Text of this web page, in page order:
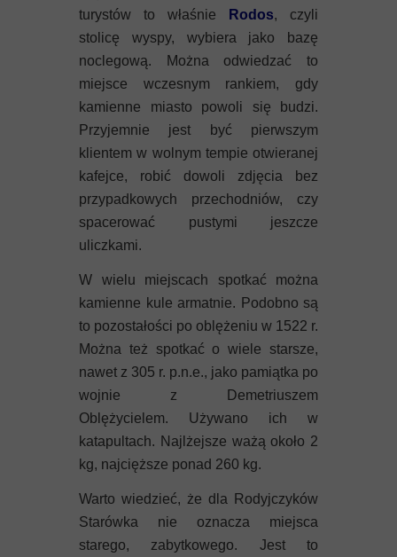
Thasos
Lanzarote
turystów to właśnie
Rodos, czyli
stolicę wyspy, wybiera jako bazę
noclegową. Można odwiedzać to
miejsce wczesnym rankiem, gdy
kamienne miasto powoli się budzi.
Przyjemnie jest być pierwszym
klientem w wolnym tempie otwieranej
kafejce, robić dowoli zdjęcia bez
przypadkowych przechodniów, czy
spacerować pustymi jeszcze
uliczkami.
W wielu miejscach spotkać można
kamienne kule armatnie. Podobno są
to pozostałości po oblężeniu w 1522 r.
Można też spotkać o wiele starsze,
nawet z 305 r. p.n.e., jako pamiątka po
wojnie z Demetriuszem
Oblężycielem. Używano ich w
katapultach. Najlżejsze ważą około 2
kg, najcięższe ponad 260 kg.
Warto wiedzieć, że dla Rodyjczyków
Starówka nie oznacza miejsca
starego, zabytkowego. Jest to